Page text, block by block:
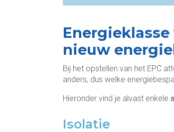
nieuw
Bij het opstellen van het EPC
anders, dus welke
Hieronder vind je alvast enkele
Isolatie